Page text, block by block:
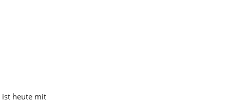
ist heute mit